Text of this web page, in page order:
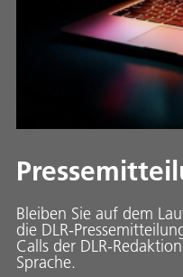
Bleiben Sie auf dem
die DLR-
Calls der DLR-
Sprache.